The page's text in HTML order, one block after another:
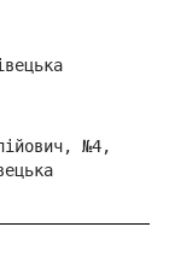
№4,